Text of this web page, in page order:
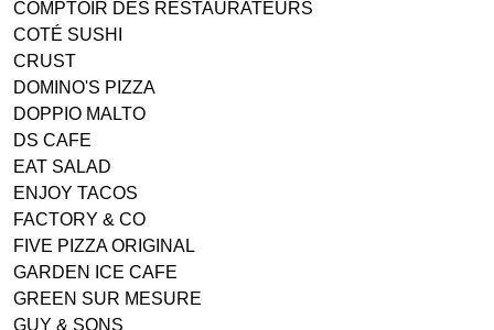
COMPTOIR DES RESTAURATEURS
COTÉ SUSHI
CRUST
DOMINO'S PIZZA
DOPPIO MALTO
DS CAFE
EAT SALAD
ENJOY TACOS
FACTORY & CO
FIVE PIZZA ORIGINAL
GARDEN ICE CAFE
GREEN SUR MESURE
GUY & SONS